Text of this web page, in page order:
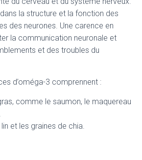
la structure et la fonction des
des neurones. Une carence en
la communication neuronale et
et des troubles du
d’oméga-3 comprennent :
comme le saumon, le maquereau
et les graines de chia.